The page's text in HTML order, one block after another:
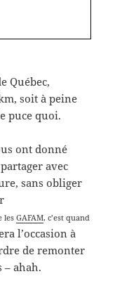
Québec,
soit à peine
puce quoi.
ont donné
avec
sans obliger
lesGAFAM, c’est quand
l’occasion à
de remonter
– ahah.